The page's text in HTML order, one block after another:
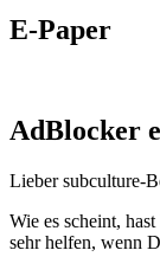
E-Paper
AdBlocker
Lieber subculture-
Wie es scheint,
sehr helfen, wenn